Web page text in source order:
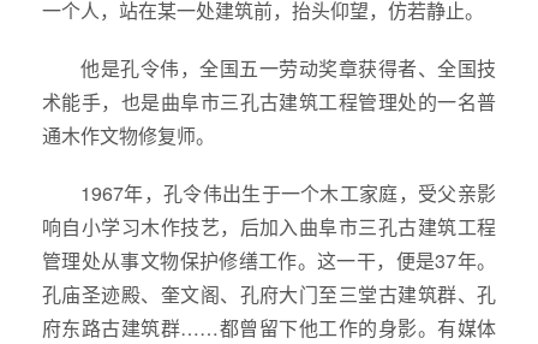
一个人，站在某一处建筑前，抬头仰望，仿若静止。
他是孔令伟，全国五一劳动奖章获得者、全国技
术能手，也是曲阜市三孔古建筑工程管理处的一名普
通木作文物修复师。
1967年，孔令伟出生于一个木工家庭，受父亲影
响自小学习木作技艺，后加入曲阜市三孔古建筑工程
管理处从事文物保护修缮工作。这一干，便是37年。
孔庙圣迹殿、奎文阁、孔府大门至三堂古建筑群、孔
府东路古建筑群……都曾留下他工作的身影。有媒体